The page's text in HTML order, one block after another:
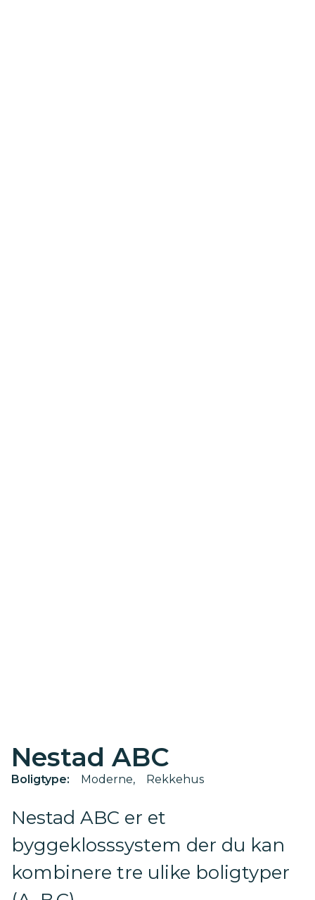
Nestad ABC
Boligtype: Moderne Rekkehus
Nestad ABC er et
byggeklosssystem der du kan
kombinere tre ulike boligtyper